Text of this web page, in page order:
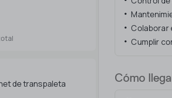
de transpaleta
Colaborar
Cumplir
Cómo